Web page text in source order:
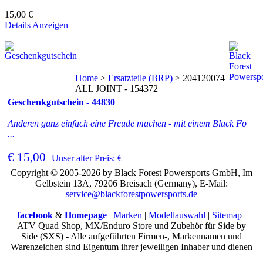
15,00 €
Details Anzeigen
Geschenkgutschein - 44830
Anderen ganz einfach eine Freude machen - mit einem Black Fo
...
€ 15,00 Unser alter Preis: €
Home > Ersatzteile (BRP) > 204120074 |
ALL JOINT - 154372
Copyright © 2005-2026 by Black Forest Powersports GmbH, Im
Gelbstein 13A, 79206 Breisach (Germany), E-Mail:
service@blackforestpowersports.de
facebook & Homepage | Marken | Modellauswahl | Sitemap |
ATV Quad Shop, MX/Enduro Store und Zubehör für Side by
Side (SXS) - Alle aufgeführten Firmen-, Markennamen und
Warenzeichen sind Eigentum ihrer jeweiligen Inhaber und dienen